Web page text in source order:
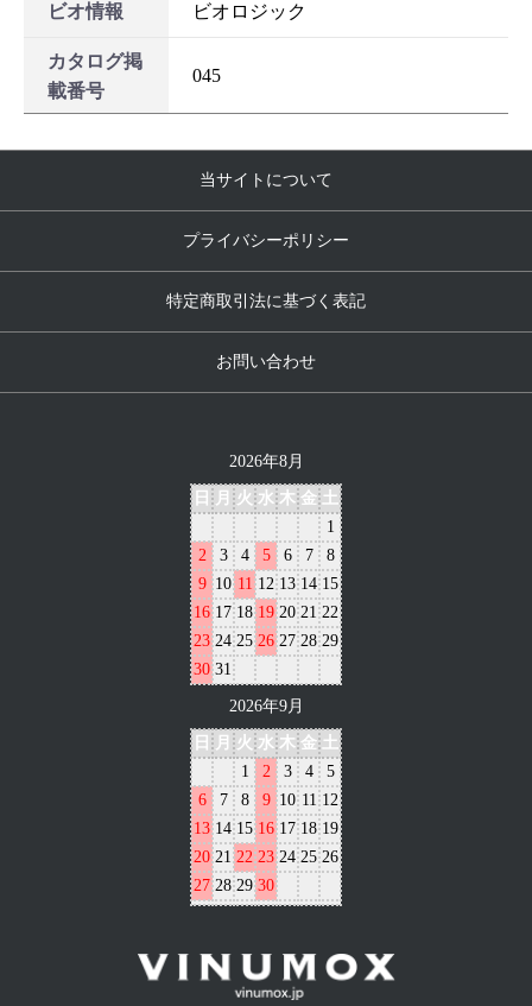
ビオ情報 ビオロジック
カタログ掲
載番号
045
当サイトについて
プライバシーポリシー
特定商取引法に基づく表記
お問い合わせ
2026年8月
日 月 火 水 木 金 土
1
2
3 4 5 6 7
8
9 10 11 12 13 14 15
16 17 18 19 20 21 22
23 24 25 26 27 28 29
30 31
2026年9月
日 月 火 水 木 金 土
1
2 3 4
5
6
7 8 9 10 11 12
13 14 15 16 17 18 19
20 21 22 23 24 25 26
27 28 29 30